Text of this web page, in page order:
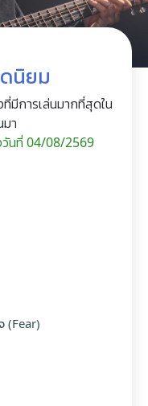
นิยม
มีการเล่นมากที่สุดใน
า
นที่ 04/08/2569
(Fear)